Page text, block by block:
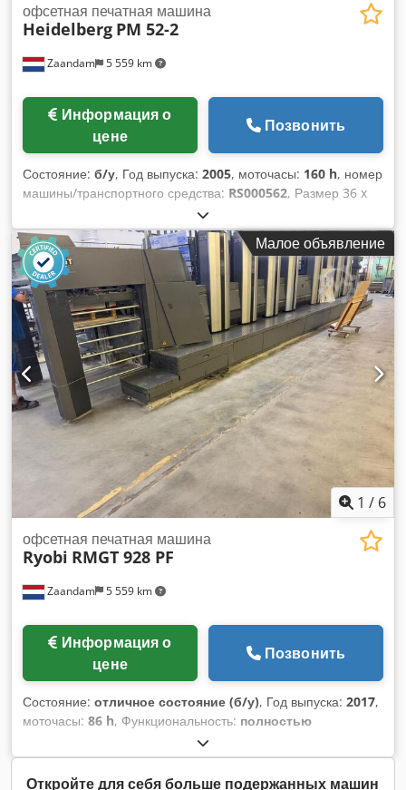
Zaandam 5 559 km
офсетная печатная машина
Heidelberg PM 52-2
цене
Позвонить
Состояние: б/у, Год выпуска: 2005, моточасы: 160 h, номер
машины/транспортного средства: RS000562, Размер 36 x
52 см, система CPtronic, система Easyplate, система
увлажнения Alcolor, мойка банкета, мойка цилиндра
печатной машины, сегментированные ракели, система
охлаждения и рециркуляции Baldwin. Dedpfxjztappe
Akksck
Малое объявление
1 / 6
Zaandam 5 559 km
офсетная печатная машина
Ryobi RMGT 928 PF
цене
Позвонить
Состояние: отличное состояние (б/у), Год выпуска: 2017,
моточасы: 86 h, Функциональность: полностью
, номер машины/транспортного средства:
5180, Размер 63 x 92 см, питатель V-типа, питатель с
всасывающей лентой, предварительная боковая установка,
Откройте для себя больше подержанных машин